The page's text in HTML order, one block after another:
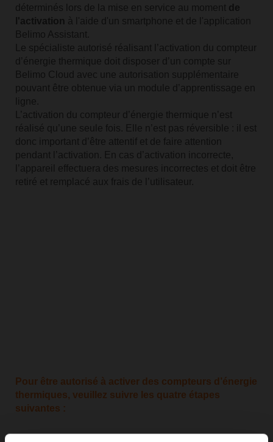
déterminés lors de la mise en service au moment de
l'activation à l'aide d'un smartphone et de l'application
Belimo Assistant.
Le spécialiste autorisé réalisant l’activation du compteur
d’énergie thermique doit disposer d’un compte sur
Belimo Cloud avec une autorisation supplémentaire
pouvant être obtenue via un module d’apprentissage en
ligne.
L’activation du compteur d’énergie thermique n’est
réalisé qu’une seule fois. Elle n’est pas réversible : il est
donc important d’être attentif et de faire attention
pendant l’activation. En cas d’activation incorrecte,
l’appareil effectuera des mesures incorrectes et doit être
retiré et remplacé aux frais de l’utilisateur.
Pour être autorisé à activer des compteurs d’énergie
thermiques, veuillez suivre les quatre étapes
suivantes :